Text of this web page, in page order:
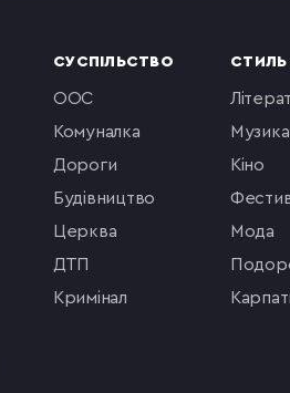
СУСПІЛЬСТВО
ООС
комуналка
Дороги
будівництво
церква
ДТП
кримінал
музика
кіно
мода